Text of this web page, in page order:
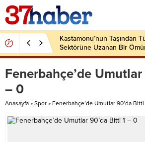
Kastamonu’nun Taşından
Sektörüne Uzanan Bir
Hikâyesi
Fenerbahçe’de
– 0
Anasayfa » Spor » Fenerbahçe’de Umutlar 90’da Bitti